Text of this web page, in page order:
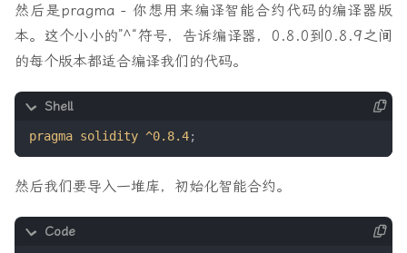
然后是pragma - 你想用来编译智能合约代码的编译器版
本。这个小小的”^“符号，告诉编译器，0.8.0到0.8.9之间
的每个版本都适合编译我们的代码。
pragma solidity ^0.8.4;
然后我们要导入一堆库，初始化智能合约。